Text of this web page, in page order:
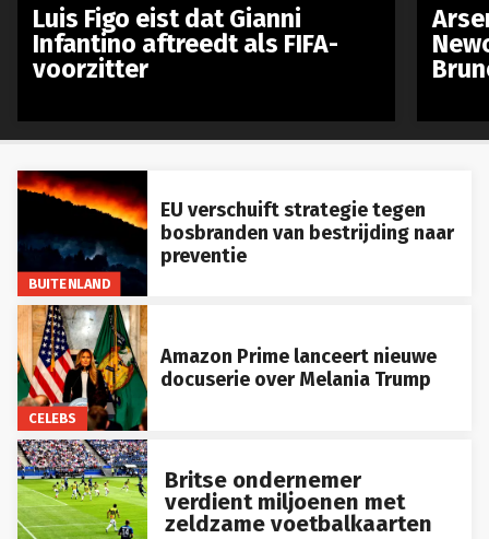
BUITENLAND
EU verschuift strategie tegen
bosbranden van bestrijding naar
preventie
CELEBS
Amazon Prime lanceert nieuwe
docuserie over Melania Trump
Britse ondernemer
verdient miljoenen met
zeldzame voetbalkaarten
Luis Figo eist dat Gianni
Infantino aftreedt als FIFA-
voorzitter